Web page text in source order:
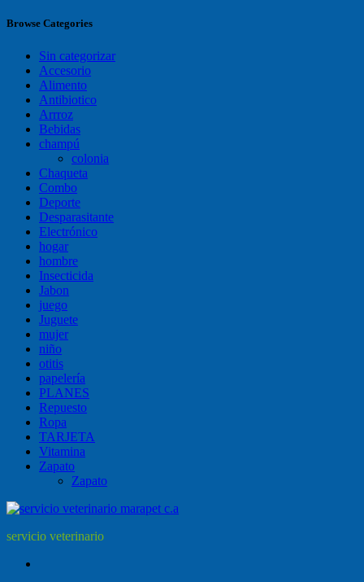
Browse Categories
Sin categorizar
Accesorio
Alimento
Antibiotico
Arrroz
Bebidas
champú
colonia
Chaqueta
Combo
Deporte
Desparasitante
Electrónico
hogar
hombre
Insecticida
Jabon
juego
Juguete
mujer
niño
otitis
papelería
PLANES
Repuesto
Ropa
TARJETA
Vitamina
Zapato
Zapato
servicio veterinario